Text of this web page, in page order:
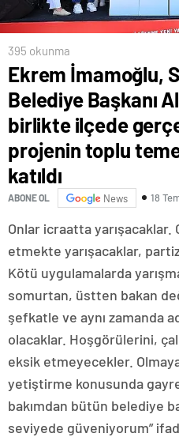
395 okunma
Ekrem İmamoğlu,
Belediye Başkanı
birlikte ilçede
projenin toplu
katıldı
ABONE OL News 18
Onlar icraatta yarışacaklar.
etmekte yarışacaklar,
Kötü uygulamalarda
somurtan, üstten bakan
şefkatle ve aynı zamanda
olacaklar. Hoşgörülerini,
eksik etmeyecekler.
yetiştirme konusunda
bakımdan bütün belediye
seviyede güveniyorum”